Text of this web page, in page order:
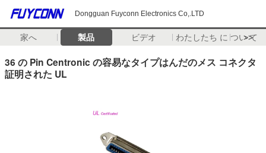
Dongguan Fuyconn Electronics Co,.LTD
家へ 製品 ビデオ わたしたち に つい て
>>
36 の Pin Centronic の容易なタイプはんだのメス コネクタ
証明された UL